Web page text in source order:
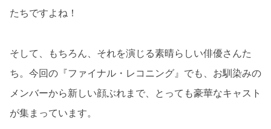
たちですよね！
そして、もちろん、それを演じる素晴らしい俳優さんた
ち。今回の『ファイナル・レコニング』でも、お馴染みの
メンバーから新しい顔ぶれまで、とっても豪華なキャスト
が集まっています。